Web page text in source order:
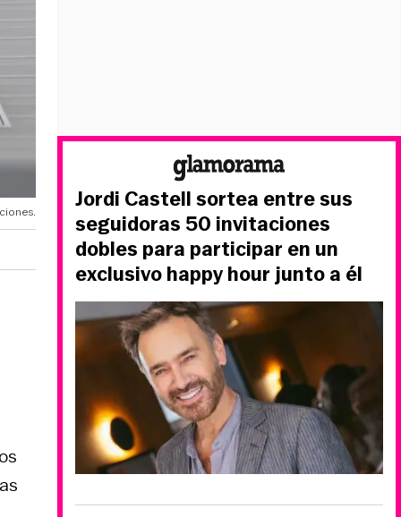
Jordi Castell sortea entre sus
seguidoras 50 invitaciones
dobles para participar en un
exclusivo happy hour junto a él